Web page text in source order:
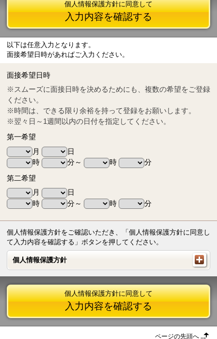
Tel
0570-55-0314
個人情報保護方針に同意して
入力内容を確認する
以下は任意入力となります。
面接希望日時があればご入力ください。
面接希望日時
※スムーズに面接日時を決めるためにも、複数の希望をご登録
ください。
※時間は、できる限り余裕を持って登録をお願いします。
※翌々日～1週間以内の日付を指定してください。
第一希望
月
日
時
分～ 時
分
第二希望
月
日
時
分～ 時 分
個人情報保護方針をご確認いただき、「個人情報保護方針に同意し
て入力内容を確認する」ボタンを押してください。
個人情報保護方針
個人情報保護方針
個人情報保護方針に同意して
入力内容を確認する
ページの先頭へ